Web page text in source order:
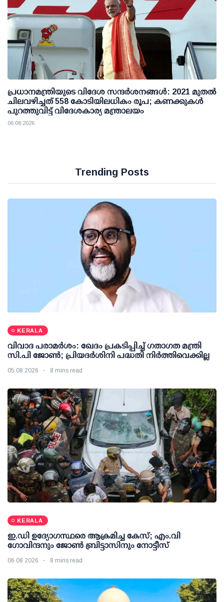
പ്രധാനമന്ത്രിയുടെ വിദേശ സന്ദർശനങ്ങൾ: 2021 മുതൽ
ചിലവഴിച്ചത് 558 കോടിയിലധികം രൂപ; കണക്കുകൾ
പുറത്തുവിട്ട് വിദേശകാര്യ മന്ത്രാലയം
06 08 2026
Trending Posts
KERALA
വിവാദ പരാമര്‍ശം: ഖേദം പ്രകടിപ്പിച്ച് ഗതാഗത മന്ത്രി
സി.പി ജോണ്‍; പ്രിയദര്‍ശിനി പദ്ധതി നിര്‍ത്തിവെക്കില്ല
05 08 2026 8 mins read
KERALA
ഇ.ഡി ഉദ്യോഗസ്ഥരെ ആക്രമിച്ച കേസ്; എം.വി
ഗോവിന്ദനും ജോണ്‍ ബ്രിട്ടാസിനും നോട്ടീസ്
06 08 2026 8 mins read